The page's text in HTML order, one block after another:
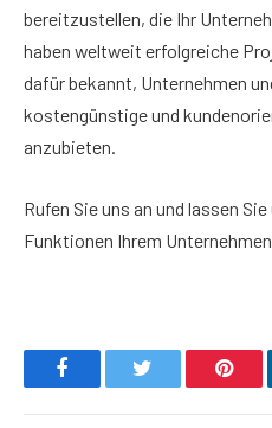
bereitzustellen, die Ihr
haben weltweit erfolgreiche
dafür bekannt, Unternehmen
kostengünstige und
anzubieten.
Rufen Sie uns an und lassen
Funktionen Ihrem
Facebook